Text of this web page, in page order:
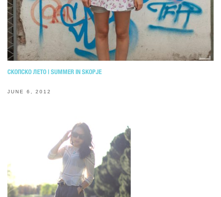
СКОПСКО ЛЕТО | SUMMER IN SKOPJE
JUNE 6, 2012